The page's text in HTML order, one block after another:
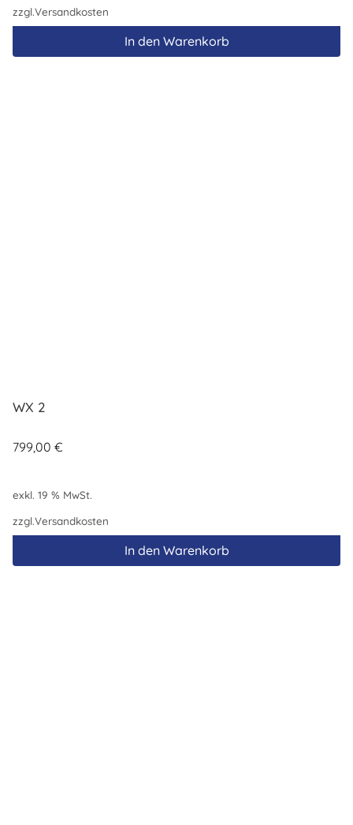
zzgl.Versandkosten
In den Warenkorb
WX 2
799,00 €
exkl. 19 % MwSt.
zzgl.Versandkosten
In den Warenkorb